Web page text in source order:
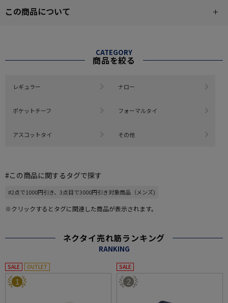
この商品について
CATEGORY
商品を絞る
レギュラー ナロー
ポケットチーフ フォーマルタイ
アスコットタイ その他
#この商品に関するタグで探す
#2点で1000円引き、3点目で3000円引き対象商品（メンズ)
※クリックするとタグに関連した商品が表示されます。
ネクタイ売れ筋ランキング
RANKING
SALE OUTLET
1
SALE
2